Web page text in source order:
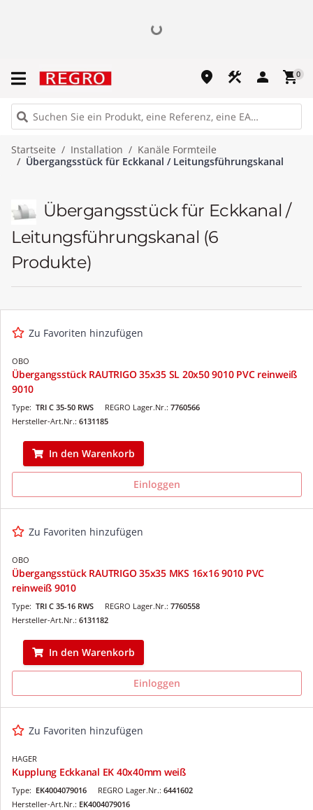
place construction person shopping_cart0
Startseite Installation
Kanäle Formteile
Übergangsstück für Eckkanal / Leitungsführungskanal
Übergangsstück für Eckkanal /
Leitungsführungskanal (6
Produkte)
Zu Favoriten hinzufügen
OBO
Übergangsstück RAUTRIGO 35x35 SL 20x50 9010 PVC reinweiß
9010
REGRO Lager.Nr.: 7760566
Type: TRI C 35-50 RWS
Hersteller-Art.Nr.: 6131185
In den Warenkorb
Einloggen
Zu Favoriten hinzufügen
OBO
Übergangsstück RAUTRIGO 35x35 MKS 16x16 9010 PVC
reinweiß 9010
REGRO Lager.Nr.: 7760558
Type: TRI C 35-16 RWS
Hersteller-Art.Nr.: 6131182
In den Warenkorb
Einloggen
Zu Favoriten hinzufügen
HAGER
Kupplung Eckkanal EK 40x40mm weiß
REGRO Lager.Nr.: 6441602
Type: EK4004079016
Hersteller-Art.Nr.: EK4004079016